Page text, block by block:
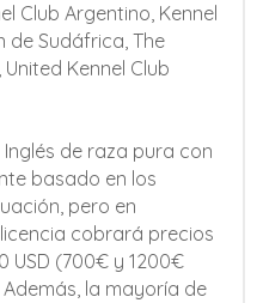
Club Argentino, Kennel
de Sudáfrica, The
Kennel Club
Inglés de raza pura con
basado en los
pero en
cobrará precios
USD (700€ y 1200€
la mayoría de